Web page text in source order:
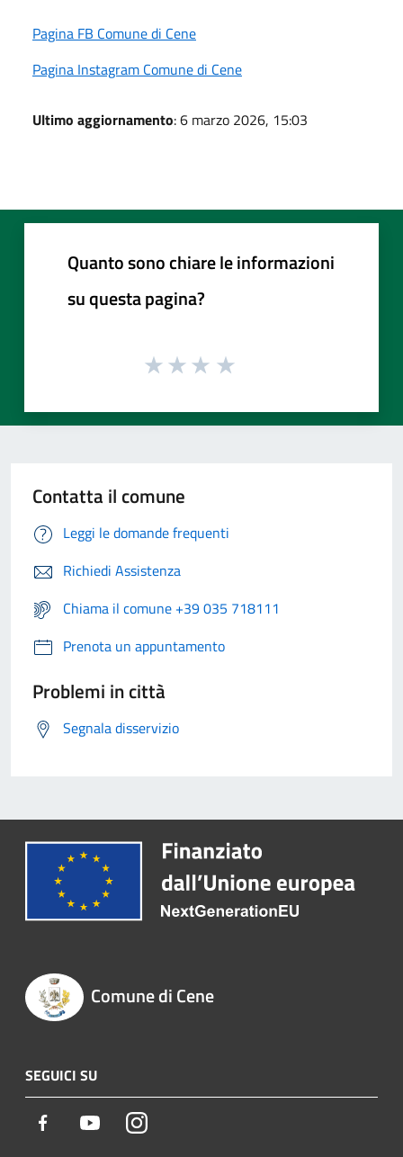
Pagina FB Comune di Cene
Pagina Instagram Comune di Cene
Ultimo aggiornamento: 6 marzo 2026, 15:03
Quanto sono chiare le informazioni
su questa pagina?
Contatta il comune
Leggi le domande frequenti
Richiedi Assistenza
Chiama il comune +39 035 718111
Prenota un appuntamento
Problemi in città
Segnala disservizio
Comune di Cene
SEGUICI SU
Facebook YoutubeInstagram